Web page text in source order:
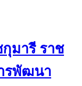
มารี ราช
รพัฒนา